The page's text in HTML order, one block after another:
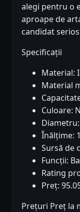
alegi pentru o
aproape de
candidat
Specificații
Material:
Material
Culoare:
Înălțime:
Sursă de
Funcții:
Rating
Preț:
Prețuri Preț la